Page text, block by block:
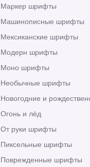
Маркер шрифты
Машинописные шрифты
Мексиканские шрифты
Модерн шрифты
Моно шрифты
Необычные шрифты
Новогодние и
Огонь и лёд
От руки шрифты
Пиксельные шрифты
Поврежденные шрифты